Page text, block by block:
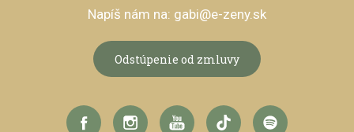
Napíš nám na: gabi@e-zeny.sk
Odstúpenie od zmluvy